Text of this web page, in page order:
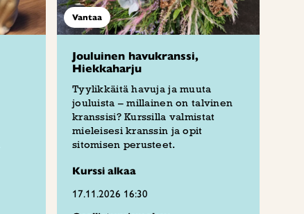
Vantaa
Jouluinen havukranssi,
Hiekkaharju
Tyylikkäitä havuja ja muuta
jouluista – millainen on talvinen
kranssisi? Kurssilla valmistat
mieleisesi kranssin ja opit
sitomisen perusteet.
Kurssi alkaa
17.11.2026 16:30